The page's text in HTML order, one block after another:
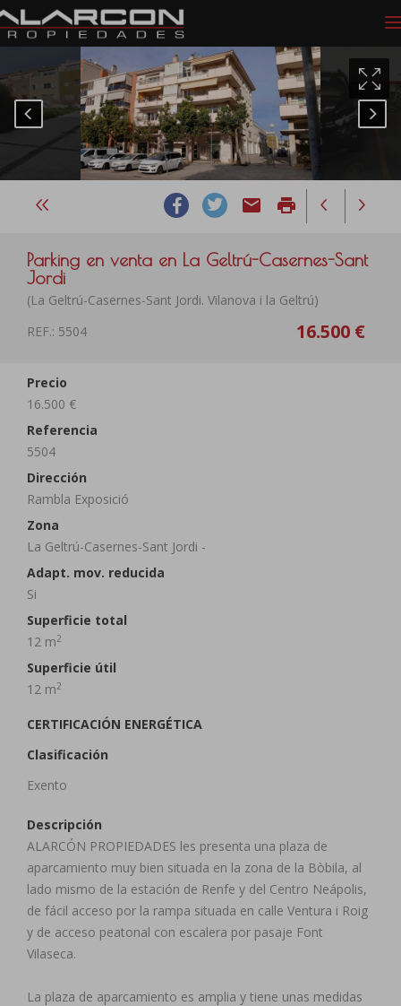
email print
Parking en venta en La Geltrú-Casernes-Sant
Jordi
(La Geltrú-Casernes-Sant Jordi. Vilanova i la Geltrú)
REF.: 5504
16.500 €
Precio
16.500 €
Referencia
5504
Dirección
Rambla Exposició
Zona
La Geltrú-Casernes-Sant Jordi -
Adapt. mov. reducida
Si
Superficie total
12 m2
Superficie útil
12 m2
CERTIFICACIÓN ENERGÉTICA
Clasificación
Exento
Descripción
ALARCÓN PROPIEDADES les presenta una plaza de
aparcamiento muy bien situada en la zona de la Bòbila, al
lado mismo de la estación de Renfe y del Centro Neápolis,
de fácil acceso por la rampa situada en calle Ventura i Roig
y de acceso peatonal con escalera por pasaje Font
Vilaseca.
La plaza de aparcamiento es amplia y tiene unas medidas